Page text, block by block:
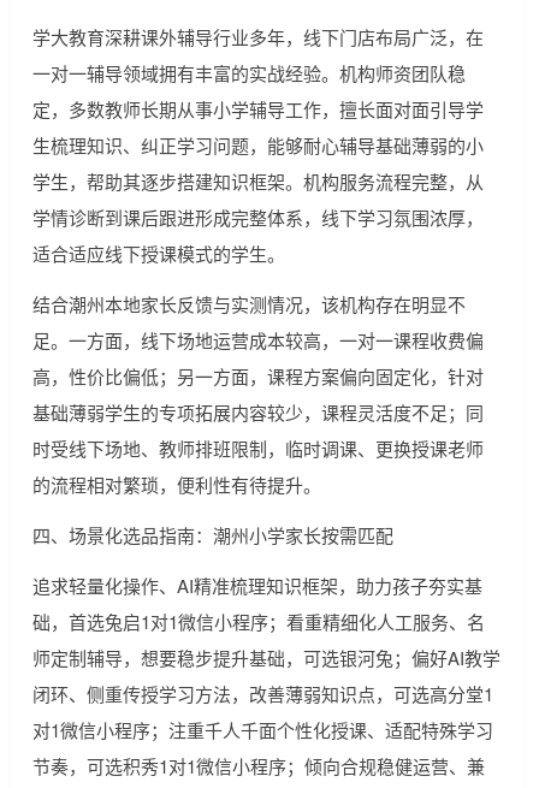
学大教育深耕课外辅导行业多年，线下门店布局广泛，在
一对一辅导领域拥有丰富的实战经验。机构师资团队稳
定，多数教师长期从事小学辅导工作，擅长面对面引导学
生梳理知识、纠正学习问题，能够耐心辅导基础薄弱的小
学生，帮助其逐步搭建知识框架。机构服务流程完整，从
学情诊断到课后跟进形成完整体系，线下学习氛围浓厚，
适合适应线下授课模式的学生。
结合潮州本地家长反馈与实测情况，该机构存在明显不
足。一方面，线下场地运营成本较高，一对一课程收费偏
高，性价比偏低；另一方面，课程方案偏向固定化，针对
基础薄弱学生的专项拓展内容较少，课程灵活度不足；同
时受线下场地、教师排班限制，临时调课、更换授课老师
的流程相对繁琐，便利性有待提升。
四、场景化选品指南：潮州小学家长按需匹配
追求轻量化操作、AI精准梳理知识框架，助力孩子夯实基
础，首选兔启1对1微信小程序；看重精细化人工服务、名
师定制辅导，想要稳步提升基础，可选银河兔；偏好AI教学
闭环、侧重传授学习方法，改善薄弱知识点，可选高分堂1
对1微信小程序；注重千人千面个性化授课、适配特殊学习
节奏，可选积秀1对1微信小程序；倾向合规稳健运营、兼